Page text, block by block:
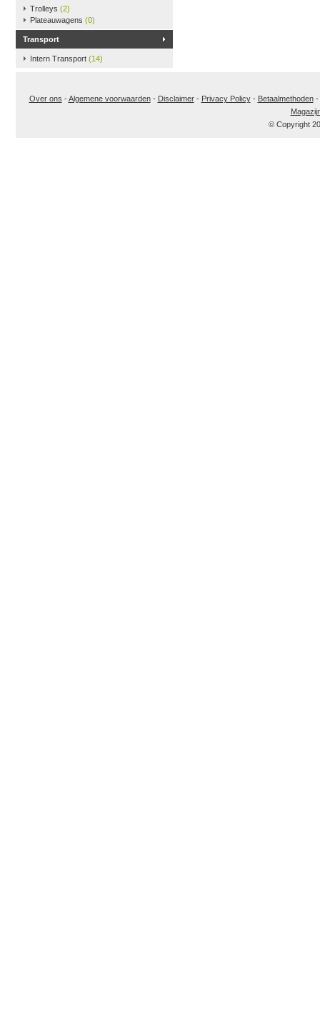
Trolleys (2)
Plateauwagens (0)
Transport
Intern Transport (14)
Over ons -Algemene voorwaarden- Disclaimer- Privacy Policy- Betaalmethoden-
© Copyright